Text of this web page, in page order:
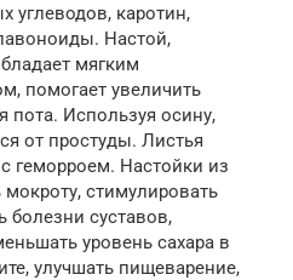
углеводов, каротин,
Настой,
мягким
помогает увеличить
пота. Используя осину,
от простуды. Листья
геморроем. Настойки из
стимулировать
болезни суставов,
уровень сахара в
улучшать пищеварение,